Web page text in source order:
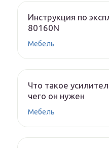
Инструкция по
80160N
Мебель
Что такое
чего он нужен
Мебель